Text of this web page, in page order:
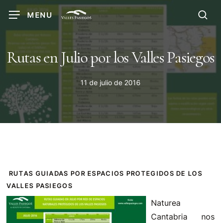
MENU
Rutas en Julio por los Valles Pasiegos
11 de julio de 2016
RUTAS GUIADAS POR ESPACIOS PROTEGIDOS DE LOS
VALLES PASIEGOS
Naturea
Cantabria nos